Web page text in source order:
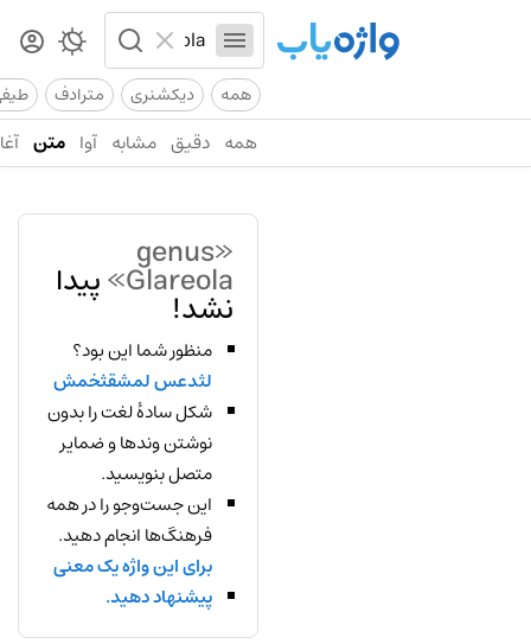
همه دیکشنری مترادف
همه دقیق مشابه آوا متن
«genus
Glareola» پیدا
نشد!
منظور شما این بود؟
لثدعس لمشقثخمش
شکل سادهٔ لغت را بدون
نوشتن وندها و ضمایر
متصل بنویسید.
این جست‌وجو را در همه
فرهنگ‌ها انجام دهید.
برای این واژه یک معنی
پیشنهاد دهید.